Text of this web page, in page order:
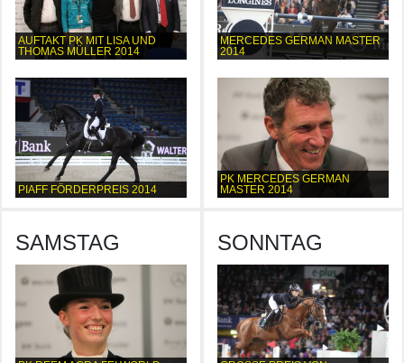
AUFTAKT PK MIT LISA UND
THOMAS MÜLLER 2014
PIAFF FÖRDERPREIS 2014
MERCEDES GERMAN MASTER
2014
PK MERCEDES GERMAN
MASTER 2014
SAMSTAG SONNTAG